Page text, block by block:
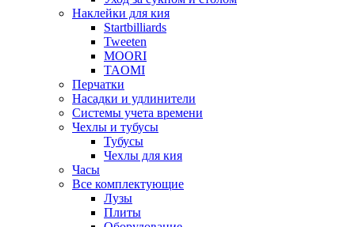
Наклейки для кия
Startbilliards
Tweeten
MOORI
TAOMI
Перчатки
Насадки и удлинители
Системы учета времени
Чехлы и тубусы
Тубусы
Чехлы для кия
Часы
Все комплектующие
Лузы
Плиты